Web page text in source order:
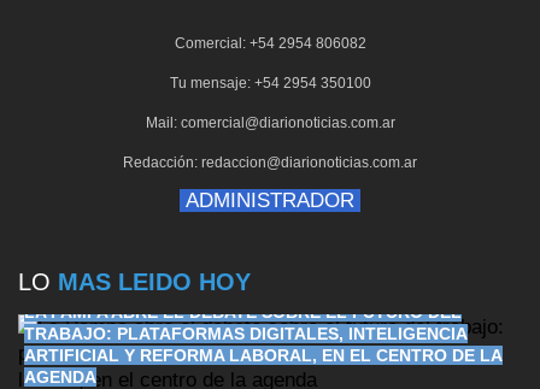
Comercial: +54 2954 806082
Tu mensaje: +54 2954 350100
Mail: comercial@diarionoticias.com.ar
Redacción: redaccion@diarionoticias.com.ar
ADMINISTRADOR
LO MAS LEIDO HOY
LA PAMPA ABRE EL DEBATE SOBRE EL FUTURO DEL
TRABAJO: PLATAFORMAS DIGITALES, INTELIGENCIA
ARTIFICIAL Y REFORMA LABORAL, EN EL CENTRO DE LA
AGENDA